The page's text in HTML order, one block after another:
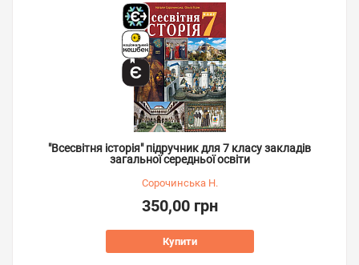
"Всесвітня історія" підручник для 7 класу закладів
загальної середньої освіти
Сорочинська Н.
350,00 грн
Купити